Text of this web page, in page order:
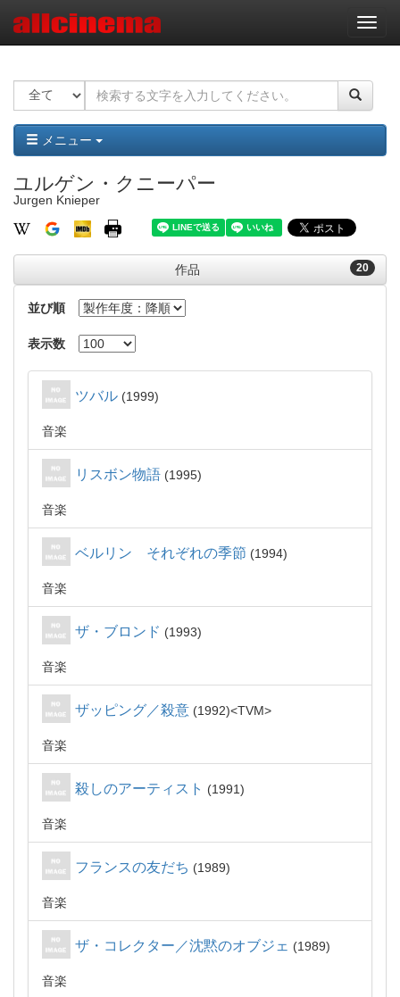
ナ
ビ
ー
ョ
ン
メニュー
ユルゲン・クニーパー
Jurgen Knieper
20
作品
並び順
表示数
ツバル 1999
音楽
リスボン物語 1995
音楽
ベルリン それぞれの季節 1994
音楽
ザ・ブロンド 1993
音楽
ザッピング／殺意 1992 TVM
音楽
殺しのアーティスト 1991
音楽
フランスの友だち 1989
音楽
ザ・コレクター／沈黙のオブジェ 1989
音楽